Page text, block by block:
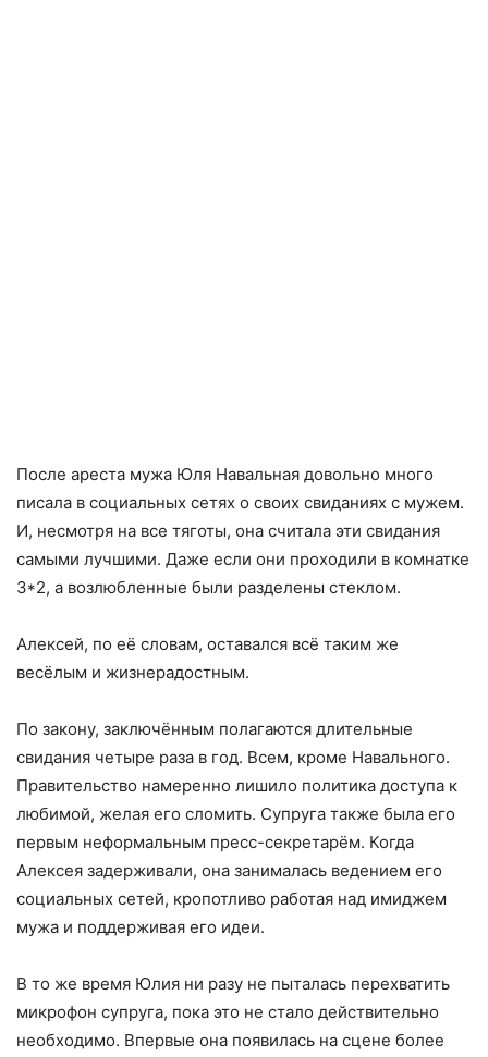
После ареста мужа Юля Навальная довольно много
писала в социальных сетях о своих свиданиях с мужем.
И, несмотря на все тяготы, она считала эти свидания
самыми лучшими. Даже если они проходили в комнатке
3*2, а возлюбленные были разделены стеклом.
Алексей, по её словам, оставался всё таким же
весёлым и жизнерадостным.
По закону, заключённым полагаются длительные
свидания четыре раза в год. Всем, кроме Навального.
Правительство намеренно лишило политика доступа к
любимой, желая его сломить. Супруга также была его
первым неформальным пресс-секретарём. Когда
Алексея задерживали, она занималась ведением его
социальных сетей, кропотливо работая над имиджем
мужа и поддерживая его идеи.
В то же время Юлия ни разу не пыталась перехватить
микрофон супруга, пока это не стало действительно
необходимо. Впервые она появилась на сцене более